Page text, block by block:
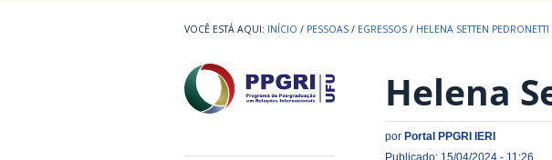
INÍCIO / PESSOAS / EGRESSOS / HELENA SETTEN PEDRONETTI
Helena
por Portal PPGRI IERI
Publicado: 15/04/2024 - 11:26